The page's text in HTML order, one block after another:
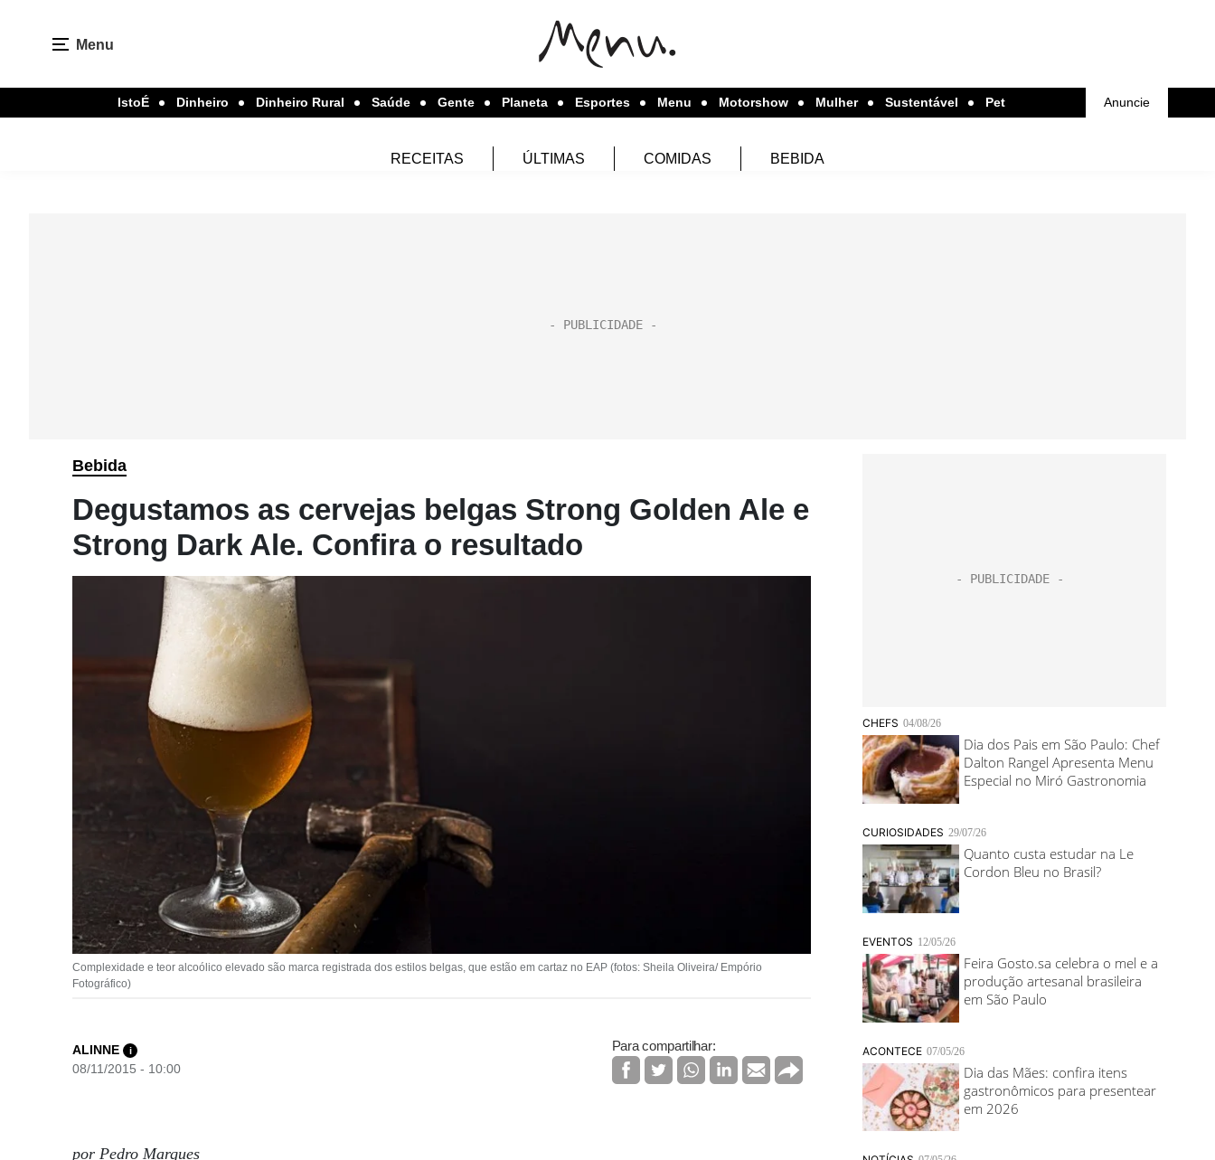
Menu
IstoÉ Dinheiro Dinheiro Rural Saúde Gente Planeta Esportes Menu Motorshow Mulher Sustentável Pet Anuncie
RECEITAS ÚLTIMAS COMIDAS BEBIDA
Bebida
Degustamos as cervejas belgas Strong Golden Ale e
Strong Dark Ale. Confira o resultado
Complexidade e teor alcoólico elevado são marca registrada dos estilos belgas, que estão em cartaz no EAP (fotos: Sheila Oliveira/ Empório
Fotográfico)
ALINNE i
08/11/2015 - 10:00
Para compartilhar:
por Pedro Marques